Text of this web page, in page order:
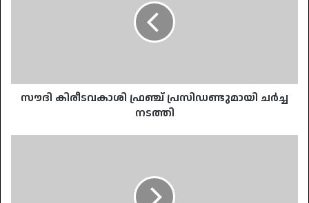
സൗദി കിരീടവകാശി ഫ്രഞ്ച് പ്രസിഡണ്ടുമായി ചര്‍ച്ച
നടത്തി